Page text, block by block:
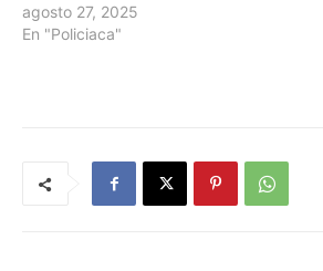
agosto 27, 2025
En "Policiaca"